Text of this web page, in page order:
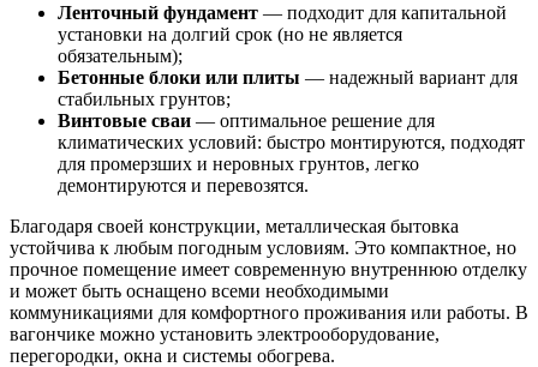
Ленточный фундамент — подходит для капитальной
установки на долгий срок (но не является
обязательным);
Бетонные блоки или плиты — надежный вариант для
стабильных грунтов;
Винтовые сваи — оптимальное решение для
климатических условий: быстро монтируются, подходят
для промерзших и неровных грунтов, легко
демонтируются и перевозятся.
Благодаря своей конструкции, металлическая бытовка
устойчива к любым погодным условиям. Это компактное, но
прочное помещение имеет современную внутреннюю отделку
и может быть оснащено всеми необходимыми
коммуникациями для комфортного проживания или работы. В
вагончике можно установить электрооборудование,
перегородки, окна и системы обогрева.